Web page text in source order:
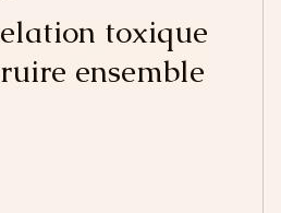
toxique
ensemble